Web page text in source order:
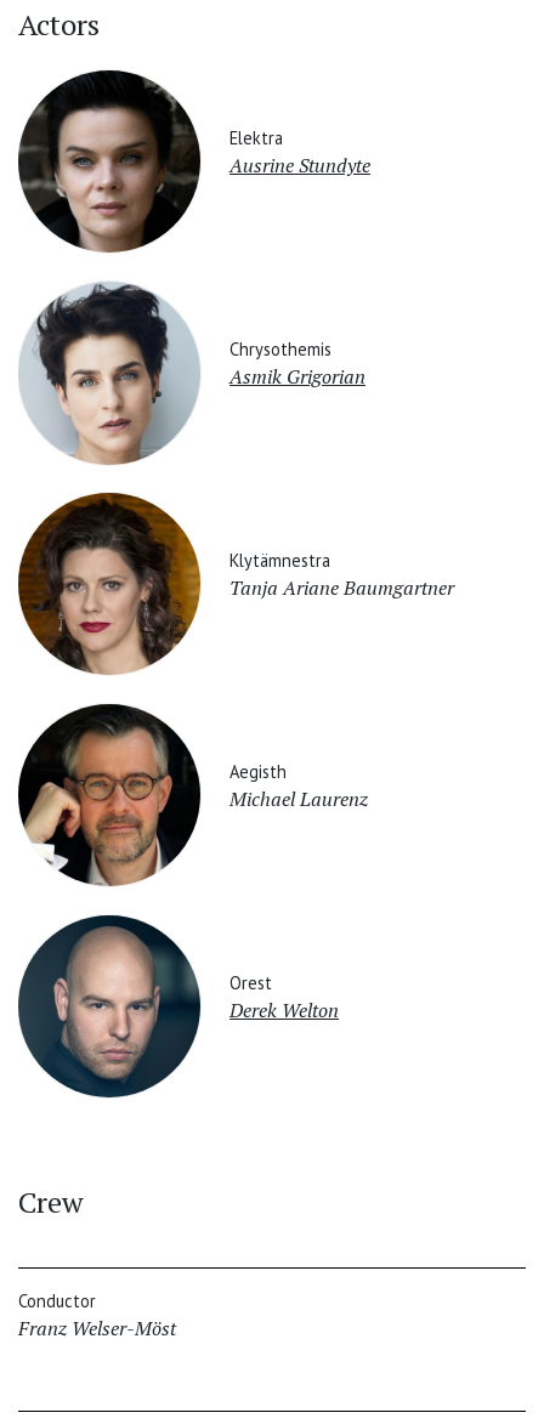
Actors
Elektra
Ausrine Stundyte
Chrysothemis
Asmik Grigorian
Klytämnestra
Tanja Ariane Baumgartner
Aegisth
Michael Laurenz
Orest
Derek Welton
Crew
Conductor
Franz Welser-Möst